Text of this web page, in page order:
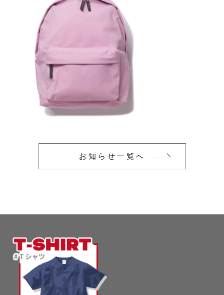
お知らせ一覧へ
Printstar
glimmer
スウェット
ジャケット＆シャツ
Printstar
glimmer
SLOTH
Tシャツ
スポーツウェア（ドライ）
ハット
子カテゴリ
～
在庫あり セール